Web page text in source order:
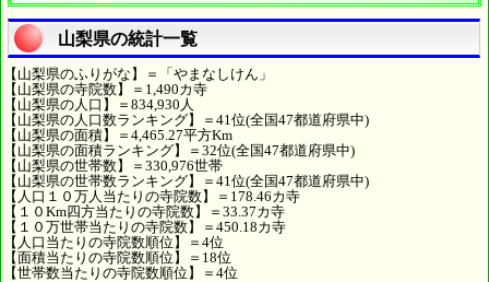
山梨県の統計一覧
【山梨県のふりがな】＝「やまなしけん」
【山梨県の寺院数】＝1,490カ寺
【山梨県の人口】＝834,930人
【山梨県の人口数ランキング】＝41位(全国47都道府県中)
【山梨県の面積】＝4,465.27平方Km
【山梨県の面積ランキング】＝32位(全国47都道府県中)
【山梨県の世帯数】＝330,976世帯
【山梨県の世帯数ランキング】＝41位(全国47都道府県中)
【人口１０万人当たりの寺院数】＝178.46カ寺
【１０Km四方当たりの寺院数】＝33.37カ寺
【１０万世帯当たりの寺院数】＝450.18カ寺
【人口当たりの寺院数順位】＝4位
【面積当たりの寺院数順位】＝18位
【世帯数当たりの寺院数順位】＝4位